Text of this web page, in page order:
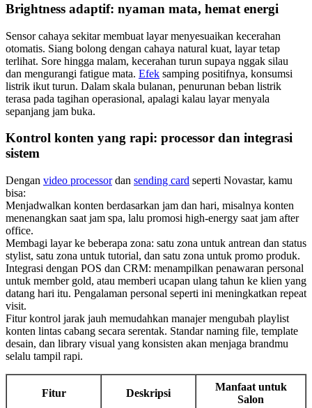
Brightness adaptif: nyaman mata, hemat energi
Sensor cahaya sekitar membuat layar menyesuaikan kecerahan
otomatis. Siang bolong dengan cahaya natural kuat, layar tetap
terlihat. Sore hingga malam, kecerahan turun supaya nggak silau
dan mengurangi fatigue mata. Efek samping positifnya, konsumsi
listrik ikut turun. Dalam skala bulanan, penurunan beban listrik
terasa pada tagihan operasional, apalagi kalau layar menyala
sepanjang jam buka.
Kontrol konten yang rapi: processor dan integrasi
sistem
Dengan video processordan sending card seperti Novastar, kamu
bisa:
Menjadwalkan konten berdasarkan jam dan hari, misalnya konten
menenangkan saat jam spa, lalu promosi high-energy saat jam after
office.
Membagi layar ke beberapa zona: satu zona untuk antrean dan status
stylist, satu zona untuk tutorial, dan satu zona untuk promo produk.
Integrasi dengan POS dan CRM: menampilkan penawaran personal
untuk member gold, atau memberi ucapan ulang tahun ke klien yang
datang hari itu. Pengalaman personal seperti ini meningkatkan repeat
visit.
Fitur kontrol jarak jauh memudahkan manajer mengubah playlist
konten lintas cabang secara serentak. Standar naming file, template
desain, dan library visual yang konsisten akan menjaga brandmu
selalu tampil rapi.
Fitur Deskripsi
Manfaat untuk
Salon